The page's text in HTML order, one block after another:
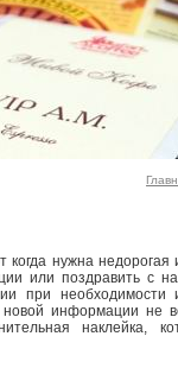
нужна
или поздравить с
при
информации не
наклейка,